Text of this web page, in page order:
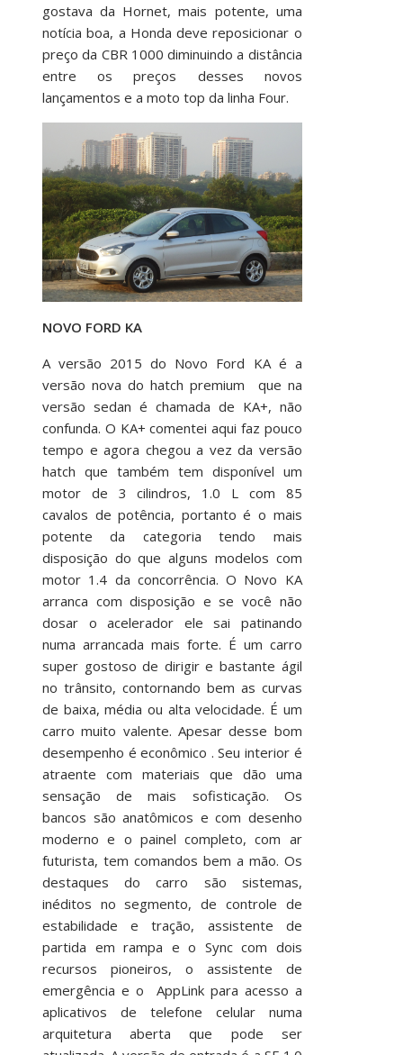
gostava da Hornet, mais potente, uma
notícia boa, a Honda deve reposicionar o
preço da CBR 1000 diminuindo a distância
entre os preços desses novos
lançamentos e a moto top da linha Four.
NOVO FORD KA
A versão 2015 do Novo Ford KA é a
versão nova do hatch premium que na
versão sedan é chamada de KA+, não
confunda. O KA+ comentei aqui faz pouco
tempo e agora chegou a vez da versão
hatch que também tem disponível um
motor de 3 cilindros, 1.0 L com 85
cavalos de potência, portanto é o mais
potente da categoria tendo mais
disposição do que alguns modelos com
motor 1.4 da concorrência. O Novo KA
arranca com disposição e se você não
dosar o acelerador ele sai patinando
numa arrancada mais forte. É um carro
super gostoso de dirigir e bastante ágil
no trânsito, contornando bem as curvas
de baixa, média ou alta velocidade. É um
carro muito valente. Apesar desse bom
desempenho é econômico . Seu interior é
atraente com materiais que dão uma
sensação de mais sofisticação. Os
bancos são anatômicos e com desenho
moderno e o painel completo, com ar
futurista, tem comandos bem a mão. Os
destaques do carro são sistemas,
inéditos no segmento, de controle de
estabilidade e tração, assistente de
partida em rampa e o Sync com dois
recursos pioneiros, o assistente de
emergência e o AppLink para acesso a
aplicativos de telefone celular numa
arquitetura aberta que pode ser